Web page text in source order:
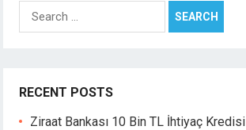
Search
for:
RECENT POSTS
Ziraat Bankası 10 Bin TL İhtiyaç Kredisi